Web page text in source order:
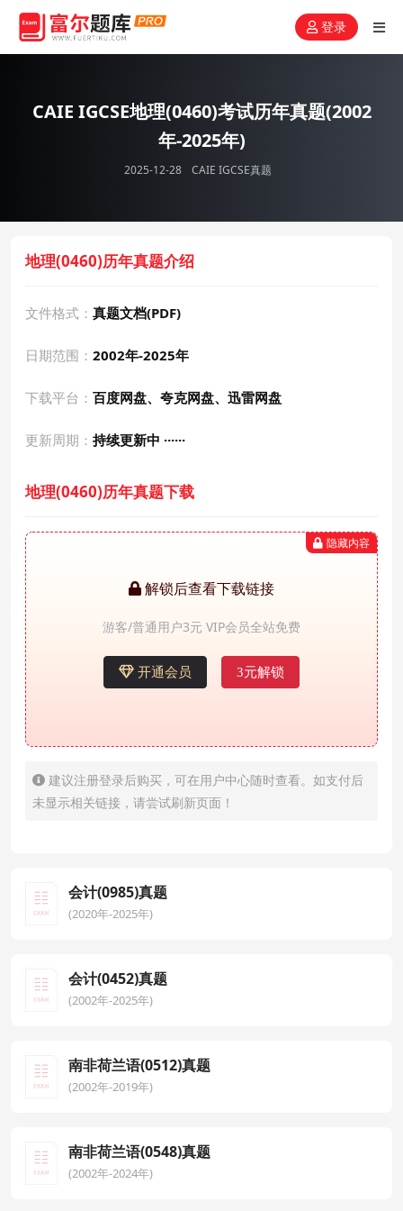
登录
CAIE IGCSE地理(0460)考试历年真题(2002
年-2025年)
2025-12-28 CAIE IGCSE真题
地理(0460)历年真题介绍
文件格式： 真题文档(PDF)
日期范围： 2002年-2025年
下载平台： 百度网盘、夸克网盘、迅雷网盘
更新周期： 持续更新中 ······
地理(0460)历年真题下载
隐藏内容
解锁后查看下载链接
游客/普通用户3元 VIP会员全站免费
开通会员 3元解锁
建议注册登录后购买，可在用户中心随时查看。如支付后
未显示相关链接，请尝试刷新页面！
会计(0985)真题
(2020年-2025年)
会计(0452)真题
(2002年-2025年)
南非荷兰语(0512)真题
(2002年-2019年)
南非荷兰语(0548)真题
(2002年-2024年)